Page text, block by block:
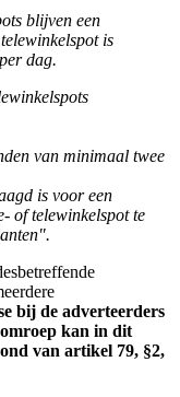
blijven een
is
dag.
van minimaal twee
is voor een
of telewinkelspot te
bij de adverteerders
kan in dit
van artikel 79, §2,